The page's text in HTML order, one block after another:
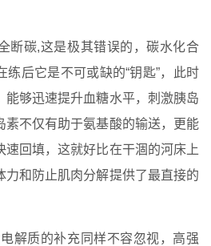
断碳,这是极其错误的，碳水化合
练后它是不可或缺的“钥匙”，此时
能够迅速提升血糖水平，刺激胰岛
素不仅有助于氨基酸的输送，更能
速回填，这就好比在干涸的河床上
力和防止肌肉分解提供了最直接的
解质的补充同样不容忽视，高强